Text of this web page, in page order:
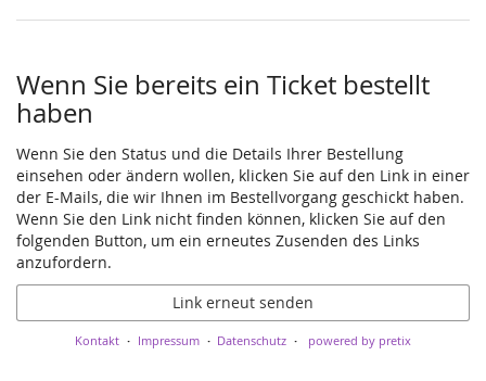
Wenn Sie bereits ein Ticket bestellt
haben
Wenn Sie den Status und die Details Ihrer Bestellung
einsehen oder ändern wollen, klicken Sie auf den Link in einer
der E-Mails, die wir Ihnen im Bestellvorgang geschickt haben.
Wenn Sie den Link nicht finden können, klicken Sie auf den
folgenden Button, um ein erneutes Zusenden des Links
anzufordern.
Link erneut senden
Kontakt Impressum Datenschutz powered by pretix